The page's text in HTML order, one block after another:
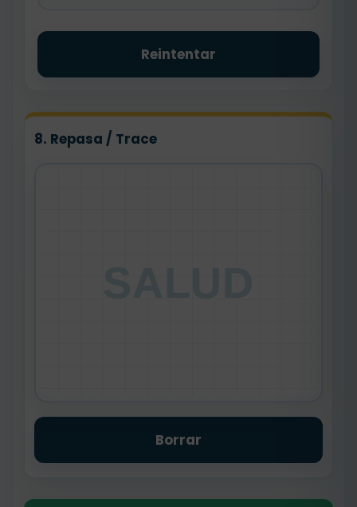
Reintentar
8. Repasa / Trace
Borrar